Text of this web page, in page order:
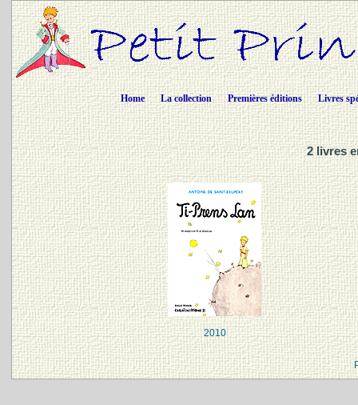
Home La collection Premières éditions Livres
2 livres
2010